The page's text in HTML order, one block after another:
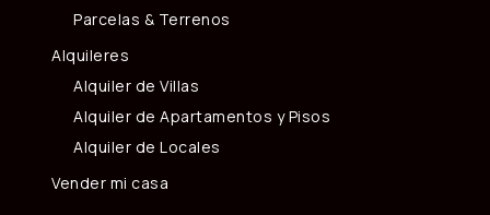
Parcelas & Terrenos
Alquileres
Alquiler de Villas
Alquiler de Apartamentos y Pisos
Alquiler de Locales
Vender mi casa